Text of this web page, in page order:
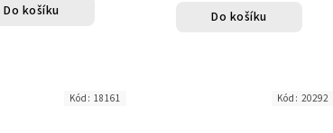
Do košíku Do košíku
Kód: 18161 Kód: 20292